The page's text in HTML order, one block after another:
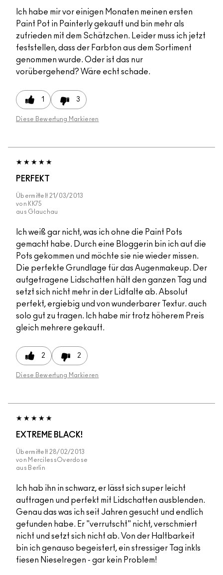
Ich habe mir vor einigen Monaten meinen ersten
Paint Pot in Painterly gekauft und bin mehr als
zufrieden mit dem Schätzchen. Leider muss ich jetzt
feststellen, dass der Farbton aus dem Sortiment
genommen wurde. Oder ist das nur
vorübergehend? Wäre echt schade.
1 3
Diese Bewertung Markieren
PERFEKT
Übermittelt 21/03/2013
von KK75
aus Glauchau
Ich weiß gar nicht, was ich ohne die Paint Pots
gemacht habe. Durch eine Bloggerin bin ich auf die
Pots gekommen und möchte sie nie wieder missen.
Die perfekte Grundlage für das Augenmakeup. Der
aufgetragene Lidschatten hält den ganzen Tag und
setzt sich nicht mehr in der Lidfalte ab. Absolut
perfekt, ergiebig und von wunderbarer Textur. auch
solo gut zu tragen. Ich habe mir trotz höherem Preis
gleich mehrere gekauft.
2 2
Diese Bewertung Markieren
EXTREME BLACK!
Übermittelt 28/02/2013
von MercilessOverdose
aus Berlin
Ich hab ihn in schwarz, er lässt sich super leicht
auftragen und perfekt mit Lidschatten ausblenden.
Genau das was ich seit Jahren gesucht und endlich
gefunden habe. Er "verrutscht" nicht, verschmiert
nicht und setzt sich nicht ab. Von der Haltbarkeit
bin ich genauso begeistert, ein stressiger Tag inkls
fiesen Nieselregen - gar kein Problem!